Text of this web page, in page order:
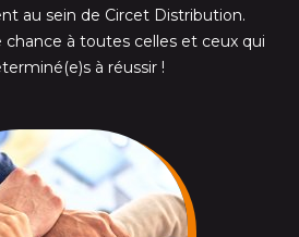
au sein de Circet Distribution.
à toutes celles et ceux qui
à réussir !